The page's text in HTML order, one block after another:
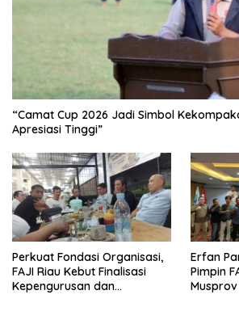
“Camat Cup 2026 Jadi Simbol
Apresiasi Tinggi”
Perkuat Fondasi Organisasi,
FAJI Riau Kebut Finalisasi
Kepengurusan dan
Erfan
Pimpin
Musprov